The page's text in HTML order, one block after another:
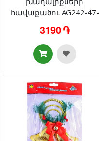
հավաքածու AG242-47-
3190 ֏